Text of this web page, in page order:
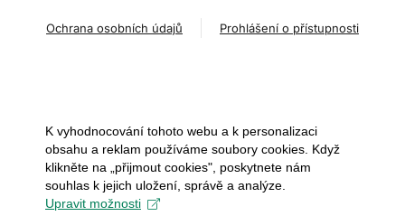
Ochrana osobních údajů Prohlášení o přístupnosti
K vyhodnocování tohoto webu a k personalizaci
obsahu a reklam používáme soubory cookies. Když
klikněte na „přijmout cookies", poskytnete nám
souhlas k jejich uložení, správě a analýze.
Upravit možnosti